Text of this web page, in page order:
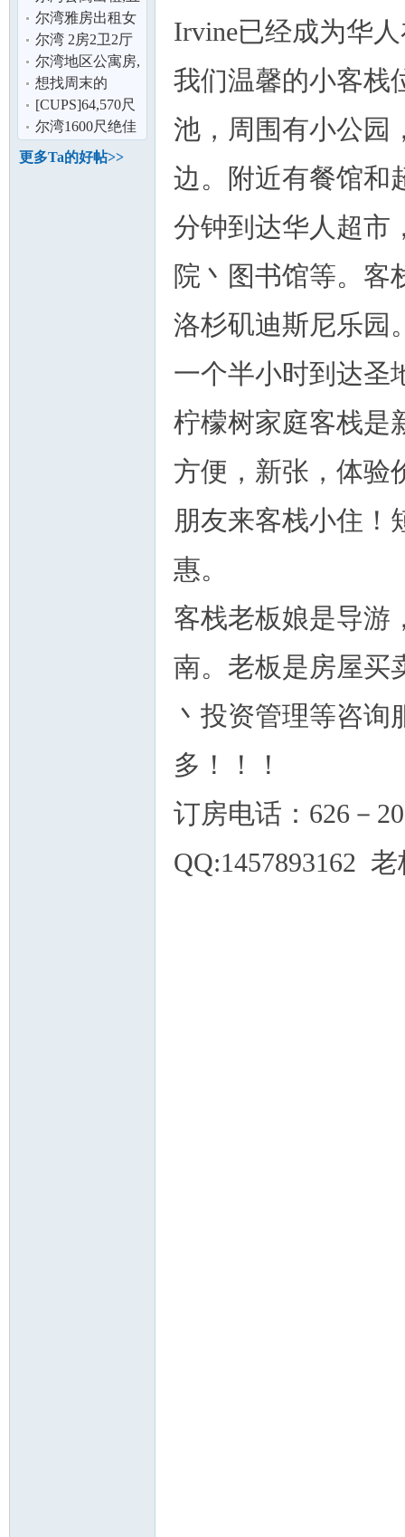
月中起,大华旁
尔湾雅房出租女
生或温婉准妈妈
尔湾 2房2卫2厅
联体别墅出租 家
具丶家居,
尔湾地区公寓房,
整租/分租
想找周末的
parttime
[CUPS]64,570尺
仓库出租,位于
Anaheim
尔湾1600尺绝佳
位置甜品店出租
更多Ta的好帖>>
Irvine已经成为华
我们温馨的小客栈
池，周围有小公园
边。附近有餐馆和
分钟到达华人超市
院丶图书馆等。客
洛杉矶迪斯尼乐园
一个半小时到达圣
柠檬树家庭客栈是
方便，新张，体验
朋友来客栈小住！
惠。
客栈老板娘是导游
南。老板是房屋买
丶投资管理等咨
多！！！
订房电话：626－
QQ:1457893162